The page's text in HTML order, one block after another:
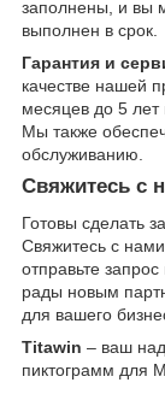
заполнены, и вы
выполнен в срок.
Гарантия и
качестве нашей
месяцев до 5 лет
Мы также
обслуживанию.
Свяжитесь с
Готовы сделать
Свяжитесь с
отправьте
рады новым
для вашего
Titawin – ваш
пиктограмм для